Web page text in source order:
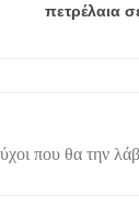
πετρέλαια
που θα την